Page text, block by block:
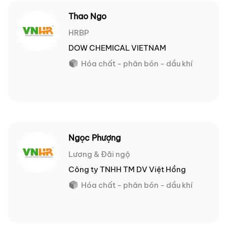
Thao Ngo
HRBP
DOW CHEMICAL VIETNAM
Hóa chất - phân bón - dầu khí
Ngọc Phượng
Lương & Đãi ngộ
Công ty TNHH TM DV Việt Hồng
Hóa chất - phân bón - dầu khí